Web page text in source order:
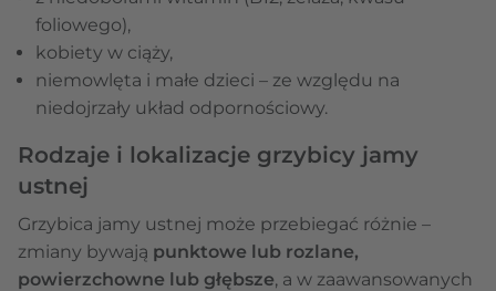
foliowego),
kobiety w ciąży,
niemowlęta i małe dzieci – ze względu na
niedojrzały układ odpornościowy.
Rodzaje i lokalizacje grzybicy jamy
ustnej
Grzybica jamy ustnej może przebiegać różnie –
zmiany bywają punktowe lub rozlane,
powierzchowne lub głębsze, a w zaawansowanych